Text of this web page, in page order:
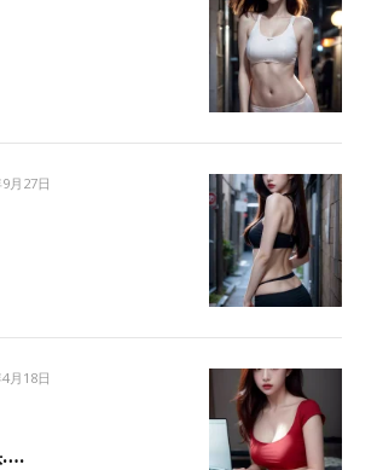
月27日
月18日
….